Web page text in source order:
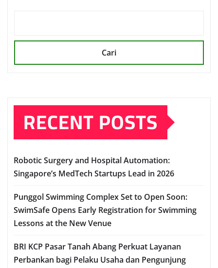
Cari
RECENT POSTS
Robotic Surgery and Hospital Automation:
Singapore’s MedTech Startups Lead in 2026
Punggol Swimming Complex Set to Open Soon:
SwimSafe Opens Early Registration for Swimming
Lessons at the New Venue
BRI KCP Pasar Tanah Abang Perkuat Layanan
Perbankan bagi Pelaku Usaha dan Pengunjung